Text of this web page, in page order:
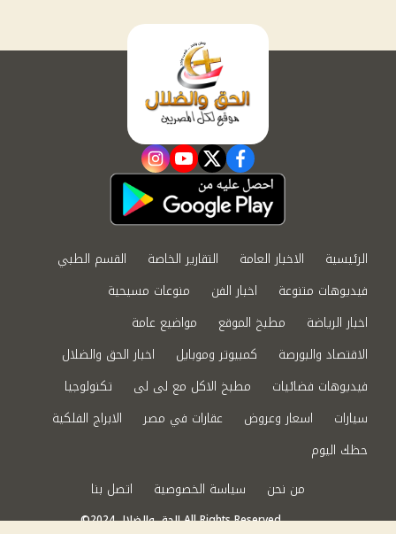
facebook
twitter
youtube
instagram
الرئيسية الاخبار العامة التقارير الخاصة
القسم الطبي
فيديوهات متنوعة
اخبار الفن
منوعات مسيحية
اخبار الرياضة
مطبخ الموقع
مواضيع عامة
الاقتصاد والبورصة
كمبيوتر وموبايل
اخبار الحق والضلال
فيديوهات فضائيات
مطبخ الاكل مع لى لى
تكنولوجيا
سيارات
اسعار وعروض عقارات في مصر
الابراج الفلكية
حظك اليوم
من نحن
سياسة الخصوصية اتصل بنا
©2024 الحق والضلال All Rights Reserved.